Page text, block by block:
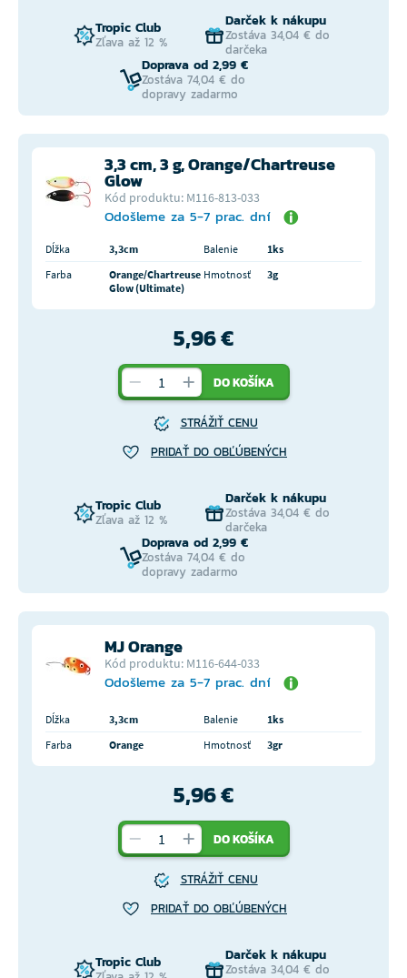
Tropic Club
Zľava až 12 %
Darček k nákupu
Zostáva 34,04 € do
darčeka
Doprava od 2,99 €
Zostáva 74,04 € do
dopravy zadarmo
3,3 cm, 3 g, Orange/Chartreuse
Glow
Kód produktu: M116-813-033
Odošleme za 5-7 prac. dní
Dĺžka 3,3cm Balenie
1ks
Farba
Orange/Chartreuse
Glow (Ultimate)
Hmotnosť 3g
5,96 €
DO KOŠÍKA
STRÁŽIŤ CENU
PRIDAŤ DO OBĽÚBENÝCH
Tropic Club
Zľava až 12 %
Darček k nákupu
Zostáva 34,04 € do
darčeka
Doprava od 2,99 €
Zostáva 74,04 € do
dopravy zadarmo
MJ Orange
Kód produktu: M116-644-033
Odošleme za 5-7 prac. dní
Dĺžka 3,3cm Balenie
1ks
Farba
Orange Hmotnosť 3gr
5,96 €
DO KOŠÍKA
STRÁŽIŤ CENU
PRIDAŤ DO OBĽÚBENÝCH
Tropic Club Darček k nákupu
Zostáva 34,04 € do